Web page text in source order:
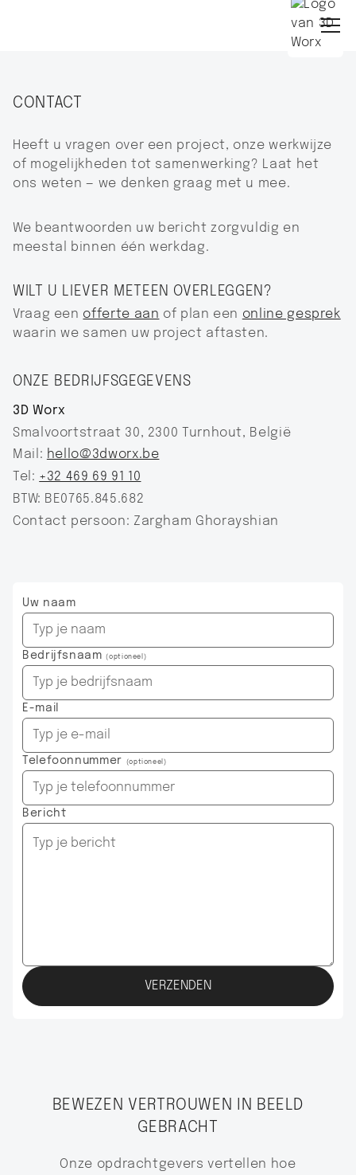
CONTACT
Heeft u vragen over een project, onze werkwijze
of mogelijkheden tot samenwerking? Laat het
ons weten — we denken graag met u mee.
We beantwoorden uw bericht zorgvuldig en
meestal binnen één werkdag.
WILT U LIEVER METEEN OVERLEGGEN?
Vraag een offerte aan of plan een online gesprek
waarin we samen uw project aftasten.
ONZE BEDRIJFSGEGEVENS
3D Worx
Smalvoortstraat 30, 2300 Turnhout, België
Mail: hello@3dworx.be‍
Tel: +32 469 69 91 10
BTW: BE0765.845.682
Contact persoon: Zargham Ghorayshian
Uw naam
Bedrijfsnaam(optioneel)
E-mail
Telefoonnummer (optioneel)
Bericht
BEWEZEN VERTROUWEN IN BEELD
GEBRACHT
Onze opdrachtgevers vertellen hoe